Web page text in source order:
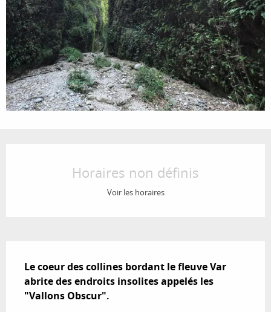
Horaires non définis
Voir les horaires
Le coeur des collines bordant le fleuve Var
abrite des endroits insolites appelés les
"Vallons Obscur".